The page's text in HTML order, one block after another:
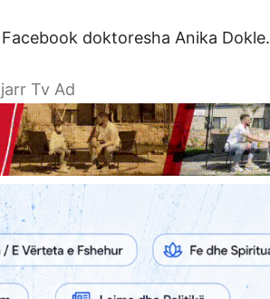
Facebook doktoresha Anika Dokle.
Tv Ad